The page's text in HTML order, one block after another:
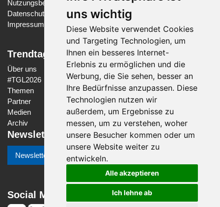
uns wichtig
Diese Website verwendet Cookies
und Targeting Technologien, um
Ihnen ein besseres Internet-
Erlebnis zu ermöglichen und die
Werbung, die Sie sehen, besser an
Ihre Bedürfnisse anzupassen. Diese
Technologien nutzen wir
außerdem, um Ergebnisse zu
messen, um zu verstehen, woher
unsere Besucher kommen oder um
unsere Website weiter zu
entwickeln.
Alle akzeptieren
Ich lehne ab
Nutzungsbedingungen
Datenschutzerklärung
Impressum
Trendtage Gesundheit Luzern
Über uns
#TGL2026
Themen
Partner
Medien
Archiv
Newsletter
Newsletter-Anmeldung
Social Media